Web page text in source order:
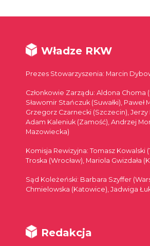
Władze RKW
Prezes Stowarzyszenia: Marcin
Członkowie Zarządu: Aldona Choma
Sławomir Stańczuk (Suwałki), Paweł
Grzegorz Czarnecki (Szczecin), Jerzy
Adam Kaleniuk (Zamość), Andrzej
Mazowiecka)
Komisja Rewizyjna: Tomasz Kowalski
Troska (Wrocław), Mariola Gwizdała
Sąd Koleżeński: Barbara Szyffer
Chmielowska (Katowice), Jadwiga
Redakcja